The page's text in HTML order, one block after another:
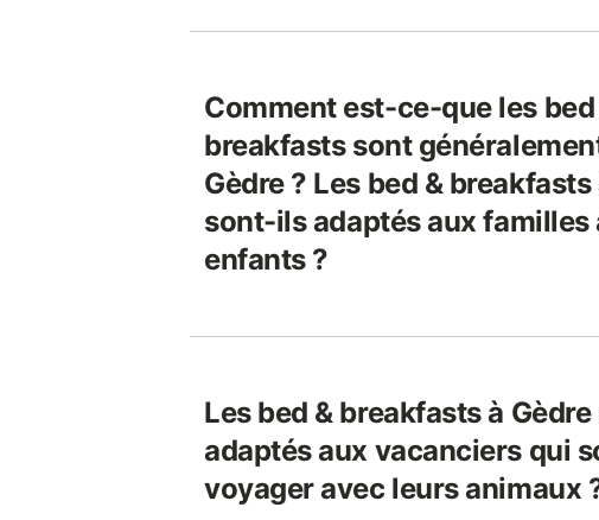
Comment est-ce-que les bed
breakfasts sont
Gèdre ? Les bed & breakfasts
sont-ils adaptés aux familles
enfants ?
Les bed & breakfasts à
adaptés aux vacanciers qui
voyager avec leurs animaux